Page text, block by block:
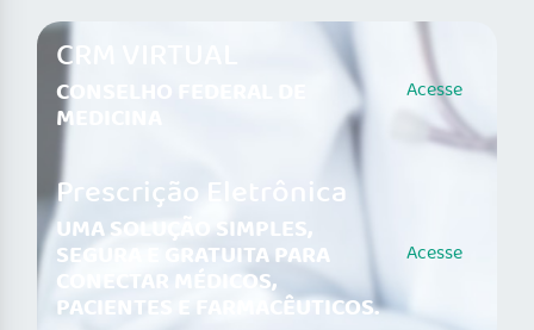
CRM VIRTUAL
CONSELHO FEDERAL DE
MEDICINA
Acesse
Prescrição Eletrônica
UMA SOLUÇÃO SIMPLES,
SEGURA E GRATUITA PARA
CONECTAR MÉDICOS,
PACIENTES E FARMACÊUTICOS.
Acesse